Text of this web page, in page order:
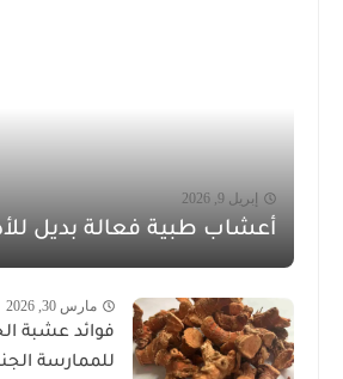
إبريل 9, 2026
أعشاب طبية فعالة بديل
مارس 30, 2026
فوائد عشبة
للممارسة